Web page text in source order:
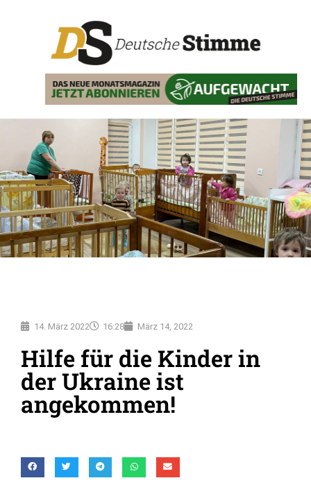
14. März 2022 16:28 März 14, 2022
Hilfe für die Kinder in
der Ukraine ist
angekommen!